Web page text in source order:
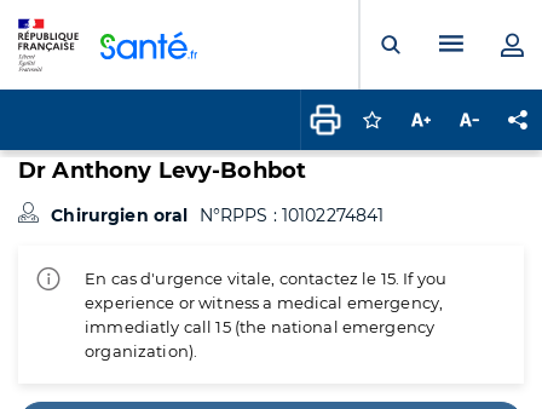
Ouvrir laMenu
Connectez-vous
Augmenter la
Dr Anthony Levy-Bohbot
Chirurgien oral N°RPPS : 10102274841
En cas d'urgence vitale, contactez le 15. If you
experience or witness a medical emergency,
immediatly call 15 (the national emergency
organization).